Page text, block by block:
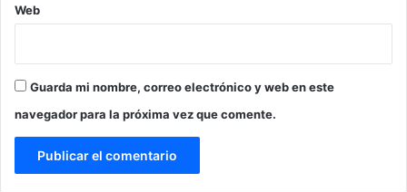
Web
Guarda mi nombre, correo electrónico y web en este
navegador para la próxima vez que comente.